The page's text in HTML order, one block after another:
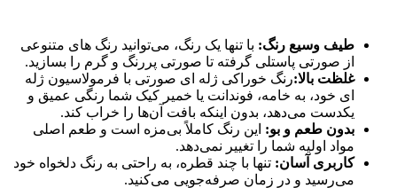
طیف وسیع رنگ: با تنها یک رنگ، می‌توانید رنگ های متنوعی
از صورتی پاستلی گرفته تا صورتی پررنگ و گرم را بسازید.
غلظت بالا:رنگ خوراکی ژله ای صورتی با فرمولاسیون ژله
ای خود، به خامه، فوندانت یا خمیر کیک شما رنگی عمیق و
یکدست می‌دهد، بدون اینکه بافت آن‌ها را خراب کند.
بدون طعم و بو: این رنگ کاملاً بی‌مزه است و طعم اصلی
مواد اولیه شما را تغییر نمی‌دهد.
کاربری آسان: تنها با چند قطره، به راحتی به رنگ دلخواه خود
می‌رسید و در زمان صرفه‌جویی می‌کنید.